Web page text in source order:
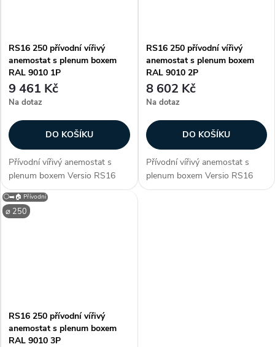
RS16 250 přívodní vířivý
anemostat s plenum boxem
RAL 9010 1P
9 461 Kč
Na dotaz
DO KOŠÍKU
Přívodní vířivý anemostat s
plenum boxem Versio RS16
250 v barvě RAL 9010.
Čtvercový vířivý difuzor s
nastavitelnými lamelami ve
RS16 250 přívodní vířivý
anemostat s plenum boxem
RAL 9010 2P
8 602 Kč
Na dotaz
DO KOŠÍKU
Přívodní vířivý anemostat s
plenum boxem Versio RS16
250 v barvě RAL 9010.
⌀ 250
⚪➡️🏠 Přívodní
RS16 250 přívodní vířivý
anemostat s plenum boxem
RAL 9010 3P